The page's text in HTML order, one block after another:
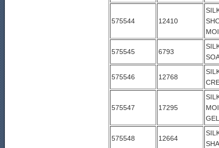
575544 12410
575545 6793
575546 12768
575547 17295
GEL
575548 12664